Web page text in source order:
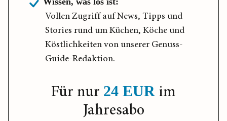
Vollen Zugriff auf News, Tipps und
Stories rund um Küchen, Köche und
Köstlichkeiten von unserer Genuss-
Guide-Redaktion.
Für nur 24 EUR im
Jahresabo